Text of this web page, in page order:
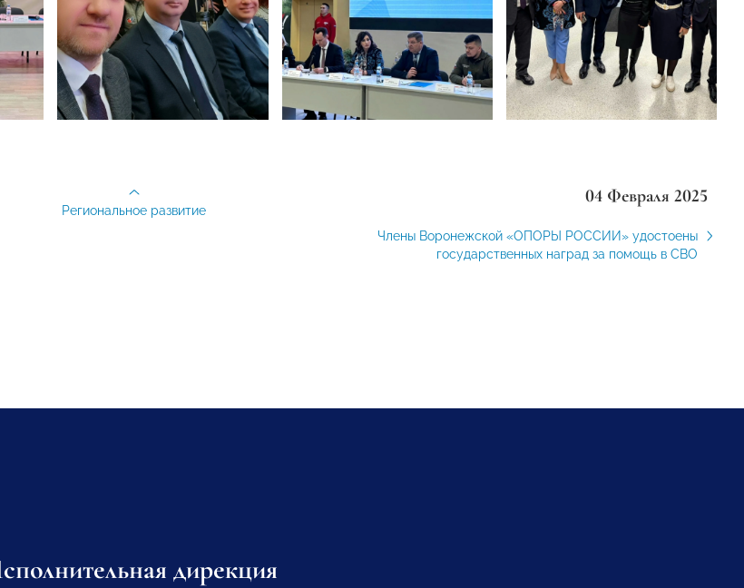
04 Февраля 2025
Члены Воронежской «ОПОРЫ РОССИИ» удостоены
государственных наград за помощь в СВО
Региональное развитие
дирекция